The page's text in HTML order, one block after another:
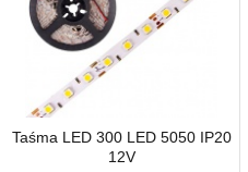
Taśma LED 300 LED 5050 IP20
12V